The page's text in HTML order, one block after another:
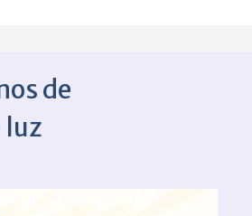
de
luz